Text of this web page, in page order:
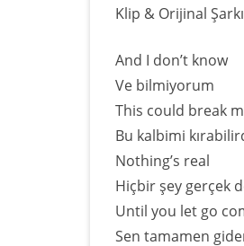
Klip & Orijinal
And I don’t know
Ve bilmiyorum
This could break
Bu kalbimi
Nothing’s real
Hiçbir şey gerçek
Until you let go
Sen tamamen